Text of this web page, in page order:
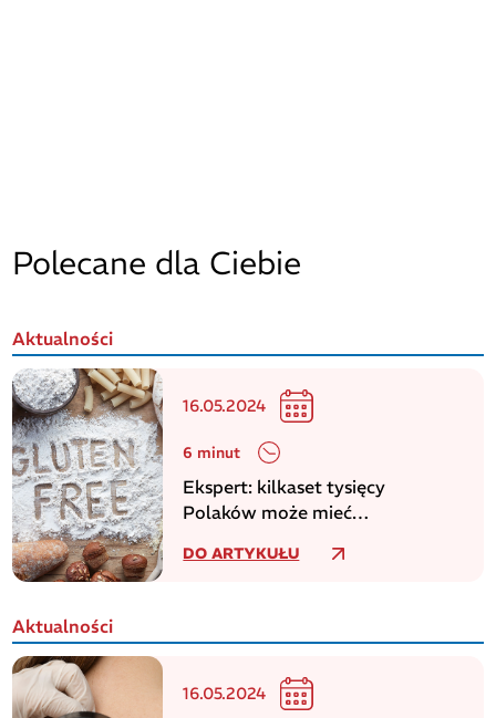
Polecane dla Ciebie
Aktualności
16.05.2024
6 minut
Ekspert: kilkaset tysięcy
Polaków może mieć
DO ARTYKUŁU
Aktualności
16.05.2024